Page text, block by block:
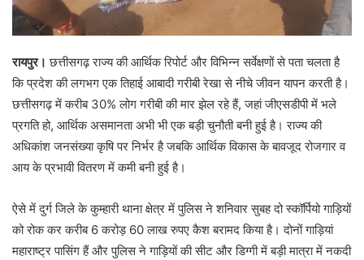
रायपुर। छत्तीसगढ़ राज्य की आर्थिक रिपोर्ट और विभिन्न सर्वेक्षणों से पता चलता है
कि प्रदेश की लगभग एक तिहाई आबादी गरीबी रेखा से नीचे जीवन यापन करती है।
छत्तीसगढ़ में करीब 30% लोग गरीबी की मार झेल रहे हैं, जहां जीएसडीपी में भले
प्रगति हो, आर्थिक असमानता अभी भी एक बड़ी चुनौती बनी हुई है। राज्य की
अधिकांश जनसंख्या कृषि पर निर्भर है जबकि आर्थिक विकास के बावजूद रोजगार व
आय के प्रभावी वितरण में कमी बनी हुई है।
ऐसे में दुर्ग जिले के कुम्हारी थाना क्षेत्र में पुलिस ने शनिवार सुबह दो स्कॉर्पियो गाड़ियों
को रोक कर करीब 6 करोड़ 60 लाख रुपए कैश बरामद किया है। दोनों गाड़ियां
महाराष्ट्र पासिंग हैं और पुलिस ने गाड़ियों की सीट और डिग्गी में बड़ी मात्रा में नकदी